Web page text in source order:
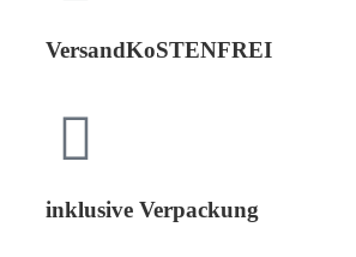
VersandKoSTENFREI
inklusive Verpackung